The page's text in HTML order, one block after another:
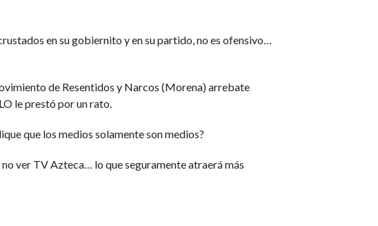
en su gobiernito y en su partido, no es ofensivo…
de Resentidos y Narcos (Morena) arrebate
le prestó por un rato.
que los medios solamente son medios?
ver TV Azteca… lo que seguramente atraerá más